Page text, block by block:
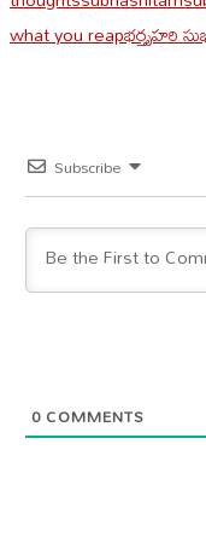
what you reapభర్తృహరి
Subscribe
0COMMENTS